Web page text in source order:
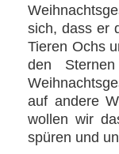
sich, dass er
Tieren Ochs
den
auf andere
wollen wir
spüren und